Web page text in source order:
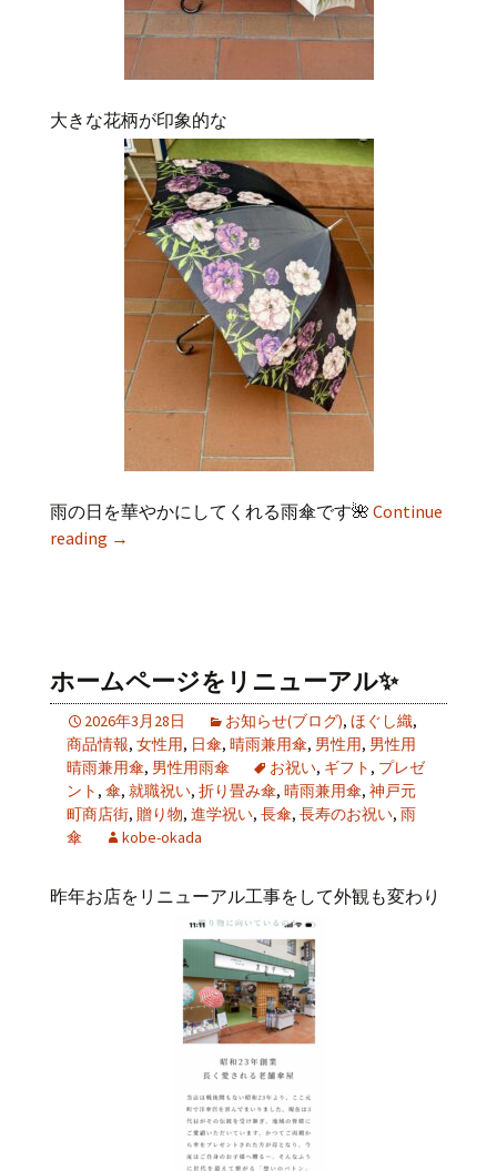
大きな花柄が印象的な
雨の日を華やかにしてくれる雨傘です🌺 Continue
reading →
ホームページをリニューアル✨
2026年3月28日 お知らせ(ブログ), ほぐし織,
商品情報, 女性用, 日傘, 晴雨兼用傘, 男性用, 男性用
晴雨兼用傘, 男性用雨傘 お祝い, ギフト , プレゼ
ント , 傘, 就職祝い, 折り畳み傘, 晴雨兼用傘, 神戸元
町商店街, 贈り物, 進学祝い, 長傘, 長寿のお祝い, 雨
傘
kobe-okada
昨年お店をリニューアル工事をして外観も変わり